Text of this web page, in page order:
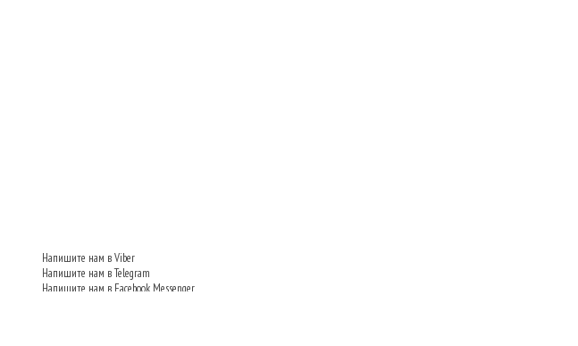
Напишите нам в Viber
Напишите нам в Telegram
Напишите нам в Facebook Messenger